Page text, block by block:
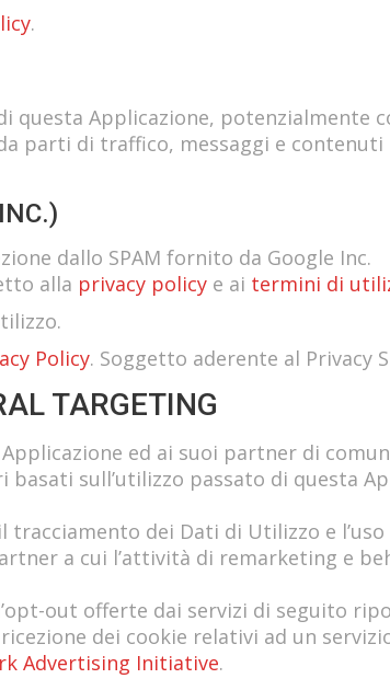
.
questa Applicazione, potenzialmente
parti di traffico, messaggi e
dallo SPAM fornito da Google Inc.
alla privacy policy e ai termini di
Policy. Soggetto aderente al Privacy
TARGETING
ed ai suoi partner di
sull’utilizzo passato di questa
dei Dati di Utilizzo e l’uso
a cui l’attività di remarketing e
out offerte dai servizi di seguito
dei cookie relativi ad un
Advertising Initiative.